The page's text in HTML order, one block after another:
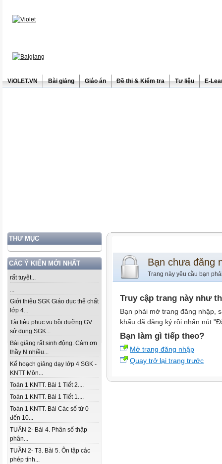
ViOLET.VN Bài giảng Giáo án Đề thi & Kiểm tra Tư liệu E-
THƯ MỤC
CÁC Ý KIẾN MỚI NHẤT
rất tuyệt...
...
Giới thiệu SGK Giáo dục thể chất
lớp 4...
Tài liệu phục vụ bồi dưỡng GV
sử dụng SGK...
Bài giảng rất sinh động. Cảm ơn
thầy N nhiều...
Kế hoạch giảng dạy lớp 4 SGK -
KNTT Môn...
Toán 1 KNTT. Bài 1 Tiết 2....
Toán 1 KNTT. Bài 1 Tiết 1....
Toán 1 KNTT. Bài Các số từ 0
đến 10...
TUẦN 2- Bài 4. Phân số thập
phân...
TUẦN 2- T3. Bài 5. Ôn tập các
phép tính...
Bạn chưa đăng
Trang này yêu cầu bạn
Truy cập trang này như
Bạn phải mở trang đăng nhập,
khẩu đã đăng ký rồi nhấn nút
Bạn làm gì tiếp theo?
Mở trang đăng nhập
Quay trở lại trang trước